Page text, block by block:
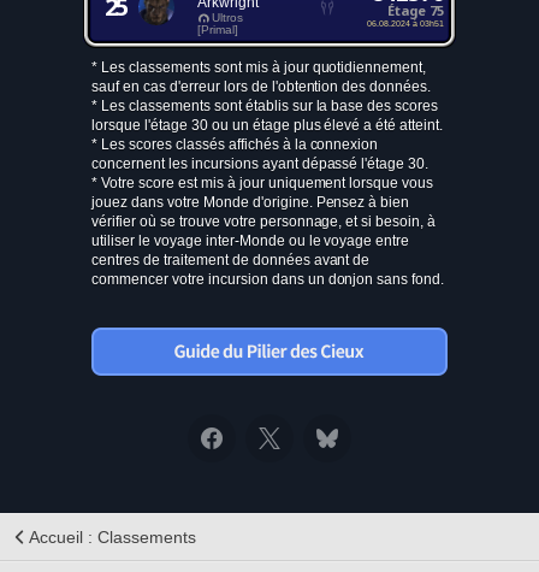
25
Ultros
[Primal]
Étage 75
06.08.2024 à 03h51
* Les classements sont mis à jour quotidiennement,
sauf en cas d'erreur lors de l'obtention des données.
* Les classements sont établis sur la base des scores
lorsque l'étage 30 ou un étage plus élevé a été atteint.
* Les scores classés affichés à la connexion
concernent les incursions ayant dépassé l'étage 30.
* Votre score est mis à jour uniquement lorsque vous
jouez dans votre Monde d'origine. Pensez à bien
vérifier où se trouve votre personnage, et si besoin, à
utiliser le voyage inter-Monde ou le voyage entre
centres de traitement de données avant de
commencer votre incursion dans un donjon sans fond.
Accueil : Classements